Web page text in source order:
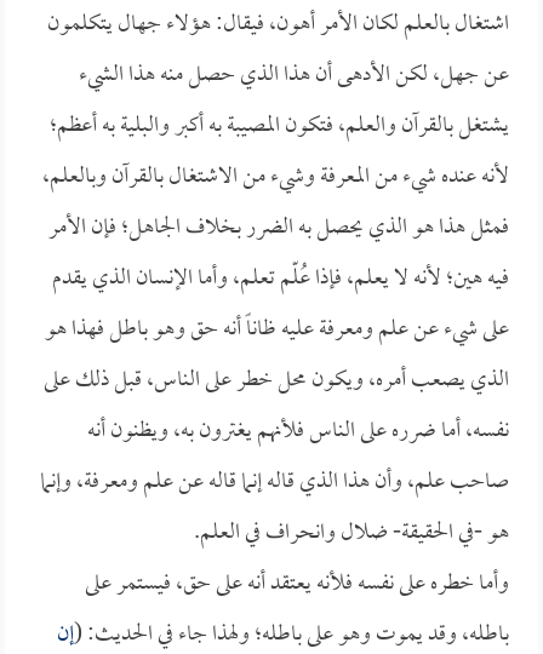
اشتغال بالعلم لكان الأمر أهون، فيقال: هؤلاء جهال يتكلمون
عن جهل، لكن الأدهى أن هذا الذي حصل منه هذا الشيء
يشتغل بالقرآن والعلم، فتكون المصيبة به أكبر والبلية به أعظم؛
لأنه عنده شيء من المعرفة وشيء من الاشتغال بالقرآن وبالعلم،
فمثل هذا هو الذي يحصل به الضرر بخلاف الجاهل؛ فإن الأمر
فيه هين؛ لأنه لا يعلم، فإذا عُلّم تعلم، وأما الإنسان الذي يقدم
على شيء عن علم ومعرفة عليه ظاناً أنه حق وهو باطل فهذا هو
الذي يصعب أمره، ويكون محل خطر على الناس، قبل ذلك على
نفسه، أما ضرره على الناس فلأنهم يغترون به، ويظنون أنه
صاحب علم، وأن هذا الذي قاله إنما قاله عن علم ومعرفة، وإنما
هو -في الحقيقة- ضلال وانحراف في العلم.
وأما خطره على نفسه فلأنه يعتقد أنه على حق، فيستمر على
باطله، وقد يموت وهو على باطله؛ ولهذا جاء في الحديث: (إن